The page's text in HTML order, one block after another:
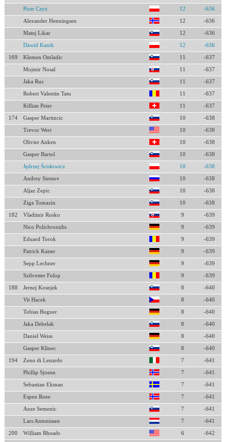
Piotr Czyż 12 -636
Alexander Henningsen 12 -636
Matej Likar 12 -636
Dawid Kanik 12 -636
169 Klemen Omladic 11 -637
Mojmir Nosal 11 -637
Jaka Rus 11 -637
Robert Valentin Tatu 11 -637
Killian Peier 11 -637
174 Gasper Martincic 10 -638
Trevor Wert 10 -638
Olivier Anken 10 -638
Gasper Bartol 10 -638
Jędrzej Ścisłowicz 10 -638
Andrey Sintsov 10 -638
Aljaz Zepic 10 -638
Ziga Tomazin 10 -638
182 Vladimir Rosko 9 -639
Nico Polichronidis 9 -639
Eduard Torok 9 -639
Patrick Kaiser 9 -639
Sepp Lechner 9 -639
Szilvester Fulop 9 -639
188 Jernej Kosnjek 8 -640
Vit Hacek 8 -640
Tobias Bogner 8 -640
Jaka Debelak 8 -640
Daniel Weiss 8 -640
Gasper Klinec 8 -640
194 Zeno di Lenardo 7 -641
Phillip Sjoeen 7 -641
Sebastian Ekman 7 -641
Espen Roee 7 -641
Anze Semenic 7 -641
Lars Antonissen 7 -641
200 William Rhoads 6 -642